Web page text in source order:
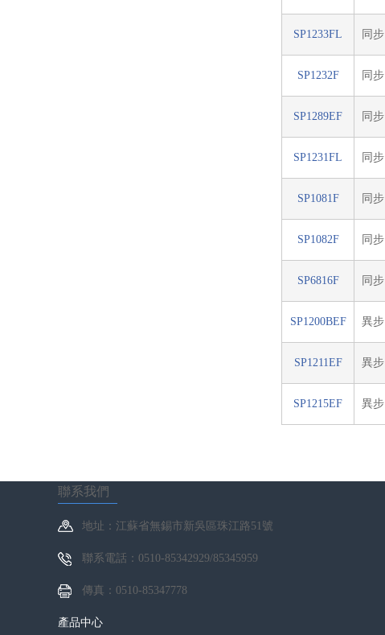
SP1233FL 同步
SP1232F 同步
SP1289EF 同步
SP1231FL 同步
SP1081F 同步
SP1082F 同步
SP6816F 同步
SP1200BEF 異步
SP1211EF 異步
SP1215EF 異步
聯系我們
地址：江蘇省無錫市新吳區珠江路51號
聯系電話：0510-85342929/85345959
傳真：0510-85347778
產品中心